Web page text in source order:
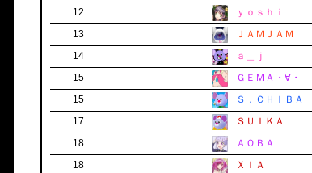
12
ｙｏｓｈｉ
13
ＪＡＭＪＡＭ
14
ａ＿ｊ
15
ＧＥＭＡ・∀・
15
Ｓ．ＣＨＩＢＡ
17
ＳＵＩＫＡ
18
ＡＯＢＡ
18
ＸＩＡ